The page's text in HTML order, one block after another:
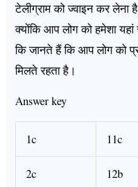
टेलीग्राम को ज्वाइन कर लेना
क्योंकि आप लोग को हमेशा
कि जानते हैं कि आप लोग को
मिलते रहता है।
Answer key
1c 11c
2c 12b